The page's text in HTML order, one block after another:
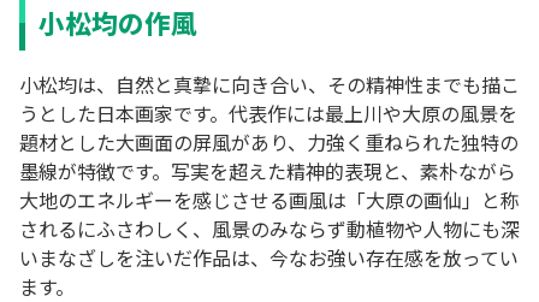
小松均の作風
小松均は、自然と真摯に向き合い、その精神性までも描こ
うとした日本画家です。代表作には最上川や大原の風景を
題材とした大画面の屏風があり、力強く重ねられた独特の
墨線が特徴です。写実を超えた精神的表現と、素朴ながら
大地のエネルギーを感じさせる画風は「大原の画仙」と称
されるにふさわしく、風景のみならず動植物や人物にも深
いまなざしを注いだ作品は、今なお強い存在感を放ってい
ます。